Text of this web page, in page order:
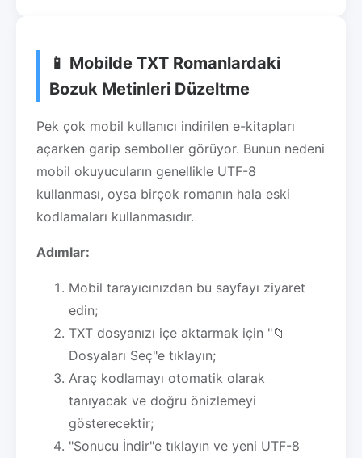
📱 Mobilde TXT Romanlardaki
Bozuk Metinleri Düzeltme
Pek çok mobil kullanıcı indirilen e-kitapları
açarken garip semboller görüyor. Bunun nedeni
mobil okuyucuların genellikle UTF-8
kullanması, oysa birçok romanın hala eski
kodlamaları kullanmasıdır.
Adımlar:
Mobil tarayıcınızdan bu sayfayı ziyaret
edin;
TXT dosyanızı içe aktarmak için "📁
Dosyaları Seç"e tıklayın;
Araç kodlamayı otomatik olarak
tanıyacak ve doğru önizlemeyi
gösterecektir;
"Sonucu İndir"e tıklayın ve yeni UTF-8